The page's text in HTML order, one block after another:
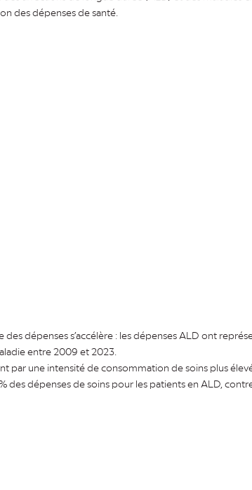
des dépenses de santé.
dépenses s’accélère : les dépenses ALD ont
entre 2009 et 2023.
par une intensité de consommation de soins plus
des dépenses de soins pour les patients en ALD,